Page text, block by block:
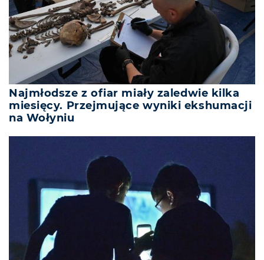
Najmłodsze z ofiar miały zaledwie kilka
miesięcy. Przejmujące wyniki ekshumacji
na Wołyniu